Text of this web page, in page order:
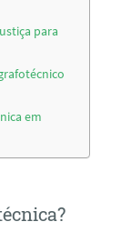
para
em